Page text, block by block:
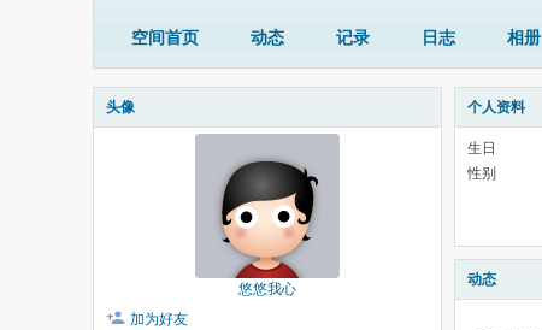
空间首页 动态 记录 日志 相册
头像
悠悠我心
加为好友
个人资料
生日
性别
动态